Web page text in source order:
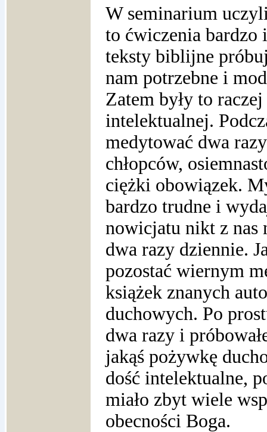
W seminarium
to ćwiczenia bardzo
teksty biblijne
nam potrzebne i
Zatem były to
intelektualnej.
medytować dwa
chłopców,
ciężki obowiązek.
bardzo trudne i
nowicjatu nikt z nas
dwa razy dziennie.
pozostać wiernym
książek znanych
duchowych. Po
dwa razy i
jakąś pożywkę
dość intelektualne,
miało zbyt wiele
obecności Boga.